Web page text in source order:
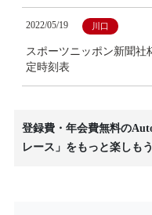
2022/05/19 川口
スポーツニッポン新聞
定時刻表
登録費・年会費無料の
レース」をもっと楽しもう